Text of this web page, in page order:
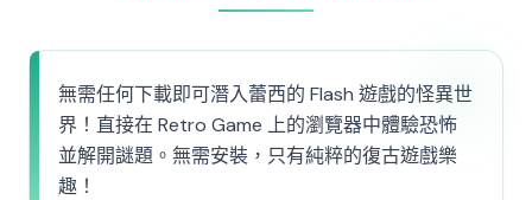
無需任何下載即可潛入蕾西的 Flash 遊戲的怪異世
界！直接在 Retro Game 上的瀏覽器中體驗恐怖
並解開謎題。無需安裝，只有純粹的復古遊戲樂
趣！